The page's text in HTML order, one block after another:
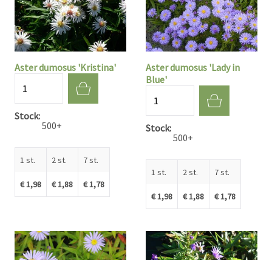
Aster dumosus 'Kristina'
Stock
500+
1 st.
€ 1,98
2 st.
€ 1,88
7 st.
€ 1,78
Aster dumosus 'Lady in
Blue'
Stock
500+
1 st.
€ 1,98
2 st.
€ 1,88
7 st.
€ 1,78